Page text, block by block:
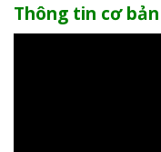
Thông tin cơ